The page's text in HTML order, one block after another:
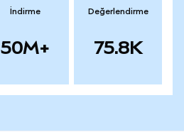
İndirme
50M+
Değerlendirme
75.8K